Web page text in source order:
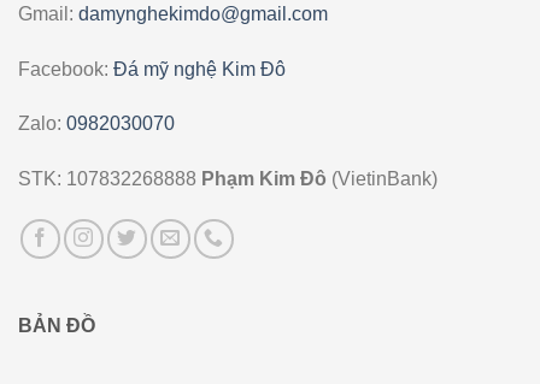
Gmail: damynghekimdo@gmail.com
Facebook: Đá mỹ nghệ Kim Đô
Zalo: 0982030070
STK: 107832268888 Phạm Kim Đô (VietinBank)
BẢN ĐỒ